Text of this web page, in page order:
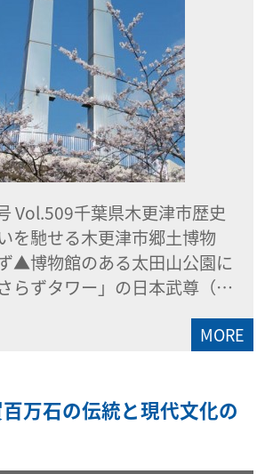
Vol.509千葉県木更津市歴史
を馳せる木更津市郷土博物
▲博物館のある太田山公園に
らずタワー」の日本武尊（…
MORE
万石の伝統と現代文化の